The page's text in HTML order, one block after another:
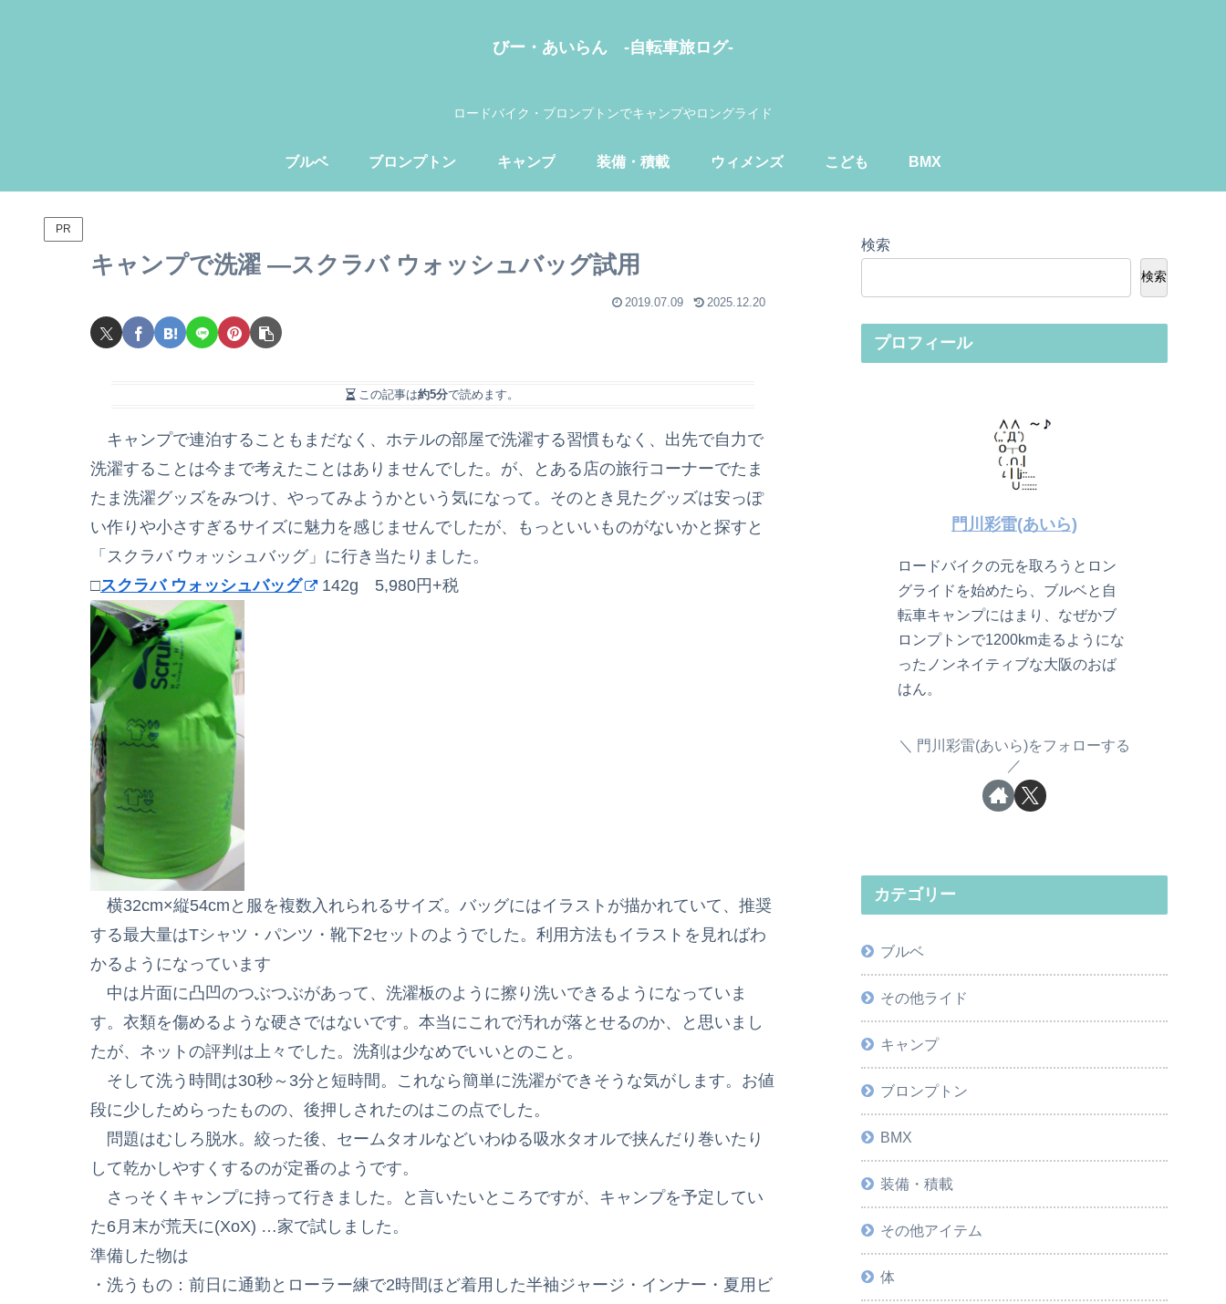
びー・あいらん -自転車旅ログ-
ロードバイク・ブロンプトンでキャンプやロングライド
ブルベ ブロンプトン キャンプ 装備・積載 ウィメンズ こども BMX
PR
キャンプで洗濯 ―スクラバ ウォッシュバッグ試用
2019.07.09 2025.12.20
この記事は約5分で読めます。
キャンプで連泊することもまだなく、ホテルの部屋で洗濯する習慣もなく、出先で自力で
洗濯することは今まで考えたことはありませんでした。が、とある店の旅行コーナーでたま
たま洗濯グッズをみつけ、やってみようかという気になって。そのとき見たグッズは安っぽ
い作りや小さすぎるサイズに魅力を感じませんでしたが、もっといいものがないかと探すと
「スクラバ ウォッシュバッグ」に行き当たりました。
□スクラバ ウォッシュバッグ 142g 5,980円+税
横32cm×縦54cmと服を複数入れられるサイズ。バッグにはイラストが描かれていて、推奨
する最大量はTシャツ・パンツ・靴下2セットのようでした。利用方法もイラストを見ればわ
かるようになっています
中は片面に凸凹のつぶつぶがあって、洗濯板のように擦り洗いできるようになっていま
す。衣類を傷めるような硬さではないです。本当にこれで汚れが落とせるのか、と思いまし
たが、ネットの評判は上々でした。洗剤は少なめでいいとのこと。
そして洗う時間は30秒～3分と短時間。これなら簡単に洗濯ができそうな気がします。お値
段に少しためらったものの、後押しされたのはこの点でした。
問題はむしろ脱水。絞った後、セームタオルなどいわゆる吸水タオルで挟んだり巻いたり
して乾かしやすくするのが定番のようです。
さっそくキャンプに持って行きました。と言いたいところですが、キャンプを予定してい
た6月末が荒天に(XoX) …家で試しました。
準備した物は
・洗うもの：前日に通勤とローラー練で2時間ほど着用した半袖ジャージ・インナー・夏用ビ
検索
検索
プロフィール
門川彩雷(あいら)
ロードバイクの元を取ろうとロン
グライドを始めたら、ブルベと自
転車キャンプにはまり、なぜかブ
ロンプトンで1200km走るようにな
ったノンネイティブな大阪のおば
はん。
門川彩雷(あいら)をフォローする
カテゴリー
ブルベ
その他ライド
キャンプ
ブロンプトン
BMX
装備・積載
その他アイテム
体